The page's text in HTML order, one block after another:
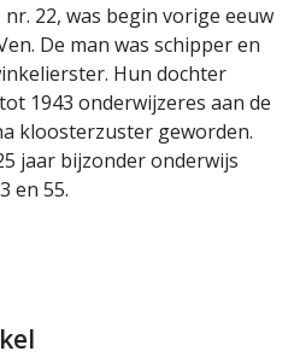
22, was begin vorige eeuw
De man was schipper en
Hun dochter
1943 onderwijzeres aan de
kloosterzuster geworden.
jaar bijzonder onderwijs
en 55.